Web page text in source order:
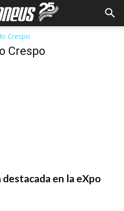
Crespo
Crespo
en la eXpo